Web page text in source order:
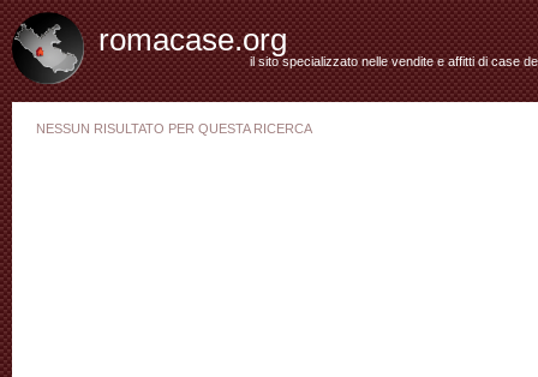
romacase.org
il sito specializzato nelle vendite e affitti di case
NESSUN RISULTATO PER QUESTA RICERCA